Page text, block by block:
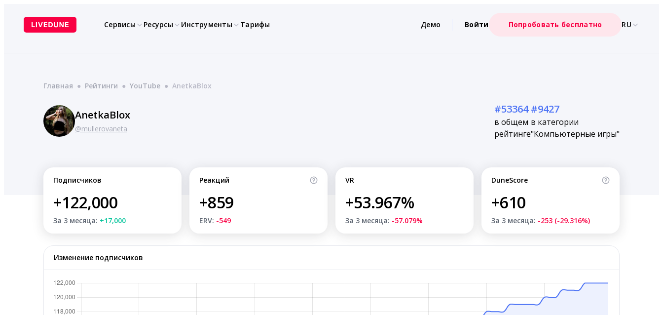
содержимому
Сервисы Ресурсы Инструменты Тарифы Демо Войти Попробовать бесплатно RU
Главная ● Рейтинги ● YouTube ● AnetkaBlox
AnetkaBlox
@mullerovaneta
#53364
в общем
рейтинге
#9427
в категории
"Компьютерные игры"
Подписчиков
+122,000
За 3 месяца: +17,000
Реакций
+859
ERV: -549
VR
+53.967%
За 3 месяца: -57.079%
DuneScore
+610
За 3 месяца: -253 (-29.316%)
Изменение подписчиков